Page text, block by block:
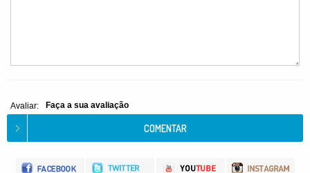
Avaliar: Faça a sua avaliação